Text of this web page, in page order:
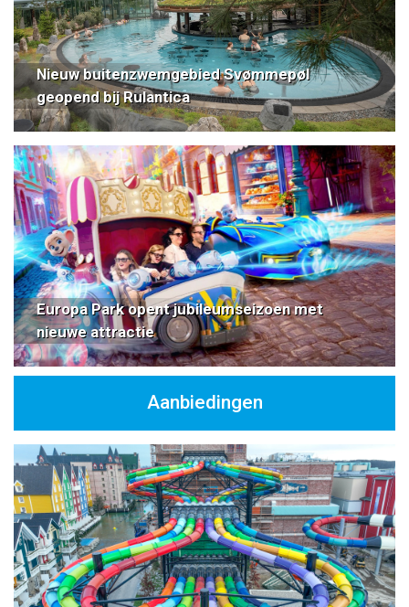
Nieuw buitenzwemgebied Svømmepøl
geopend bij Rulantica
Europa Park opent jubileumseizoen met
nieuwe attractie
Aanbiedingen